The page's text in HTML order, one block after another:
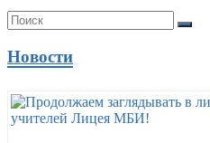
Новости